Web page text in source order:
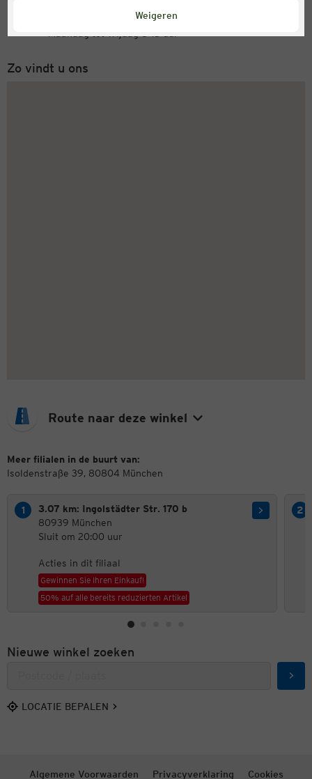
Weigeren
+31 (0) 543 20 50 15
Zo vindt u ons
Route naar deze winkel
Meer filialen in de buurt van:
Isoldenstraße 39, 80804 München
3.07 km: Ingolstädter Str. 170 b
80939 München
Sluit om 20:00 uur
Acties in dit filiaal
Gewinnen Sie Ihren Einkauf!
50% auf alle bereits reduzierten Artikel
Nieuwe winkel zoeken
LOCATIE BEPALEN
Algemene Voorwaarden Privacyverklaring Cookies